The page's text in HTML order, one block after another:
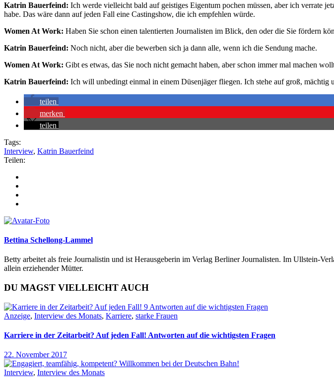
Katrin Bauerfeind: Ich werde vielleicht bald auf geistiges Eigentum pochen müssen, aber ich verrate
habe. Das wäre dann auf jeden Fall eine Castingshow, die ich empfehlen würde.
Women At Work: Haben Sie schon einen talentierten Journalisten im Blick, den oder die Sie fördern
Katrin Bauerfeind: Noch nicht, aber die bewerben sich ja dann alle, wenn ich die Sendung mache.
Women At Work: Gibt es etwas, das Sie noch nicht gemacht haben, aber schon immer mal machen
Katrin Bauerfeind: Ich will unbedingt einmal in einem Düsenjäger fliegen. Ich stehe auf groß, mächtig
teilen
merken
teilen
Tags:
Interview, Katrin Bauerfeind
Teilen:
Bettina Schellong-Lammel
Betty arbeitet als freie Journalistin und ist Herausgeberin im Verlag Berliner Journalisten. Im Ullstein-
allein erziehender Mütter.
DU MAGST VIELLEICHT AUCH
Anzeige, Interview des Monats, Karriere, starke Frauen
Karriere in der Zeitarbeit? Auf jeden Fall! Antworten auf die wichtigsten Fragen
22. November 2017
Interview, Interview des Monats